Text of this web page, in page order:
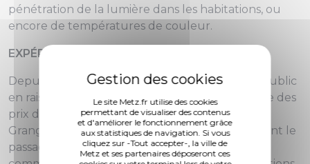
Le site Metz.fr utilise des cookies
permettant de visualiser des contenus
et d'améliorer le fonctionnement grâce
aux statistiques de navigation. Si vous
cliquez sur -Tout accepter-, la ville de
Metz et ses partenaires déposeront ces
pénétration de la lumière dans les habitations, ou
encore de températures de couleur.
EXPÉRIMENTER UN ÉCLAIRAGE INTELLIGENT
Depuis les mesures d’extinction de l’éclairage public
en raison de la crise énergétique et de la hausse des
prix de l’énergie, 75% des rues sont éteintes à la
Grange-aux-Bois, de manière différenciée, suivant le
passage de Mettis et des Lianes de transport en